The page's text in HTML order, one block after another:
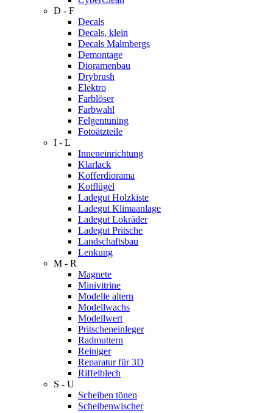
D - F
Decals
Decals, klein
Decals Malmbergs
Demontage
Dioramenbau
Drybrush
Elektro
Farblöser
Farbwahl
Felgentuning
Fotoätzteile
I - L
Inneneinrichtung
Klarlack
Kofferdiorama
Kotflügel
Ladegut Holzkiste
Ladegut Klimaanlage
Ladegut Lokräder
Ladegut Pritsche
Landschaftsbau
Lenkung
M - R
Magnete
Minivitrine
Modelle altern
Modellwachs
Modellwert
Pritscheneinleger
Radmuttern
Reiniger
Reparatur für 3D
Riffelblech
S - U
Scheiben tönen
Scheibenwischer